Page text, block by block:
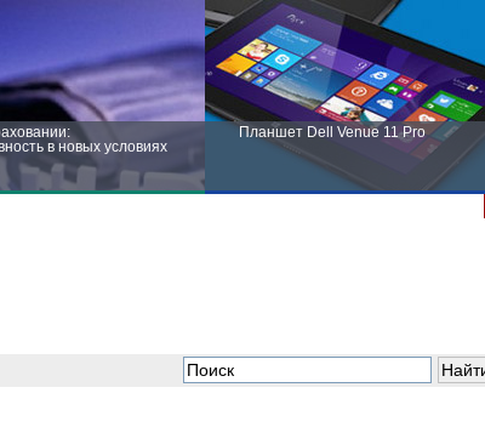
в новых условиях
Планшет Dell Venue 11 Pro